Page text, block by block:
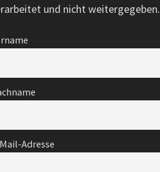
und nicht weitergegeben.
Adresse